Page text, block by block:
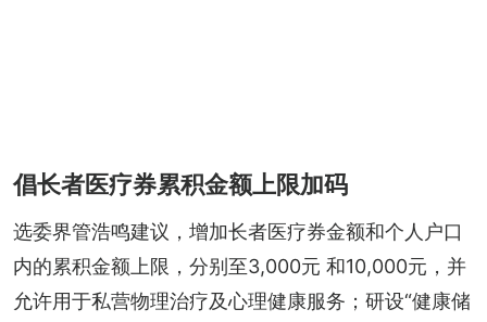
倡长者医疗券累积金额上限加码
选委界管浩鸣建议，增加长者医疗券金额和个人户口
内的累积金额上限，分别至3,000元 和10,000元，并
允许用于私营物理治疗及心理健康服务；研设“健康储